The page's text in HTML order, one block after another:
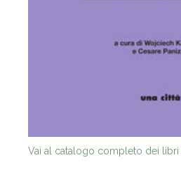
Vai al catalogo completo dei libri